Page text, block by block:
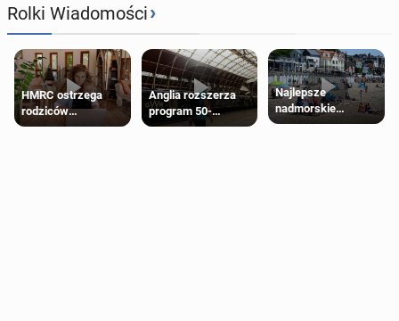
Rolki Wiadomości›
HMRC ostrzega
rodziców
pobierających Child
Anglia rozszerza
program 50-
procentowych
Najlepsze
nadmorskie
miasteczko blisko